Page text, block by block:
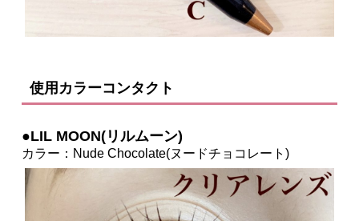
使用カラーコンタクト
●LIL MOON(リルムーン)
カラー：Nude Chocolate(ヌードチョコレート)